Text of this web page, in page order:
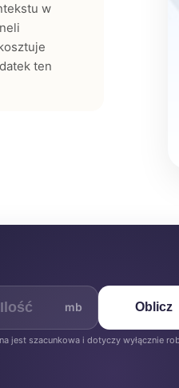
w
ten
mb Oblicz
jest szacunkowa i dotyczy wyłącznie